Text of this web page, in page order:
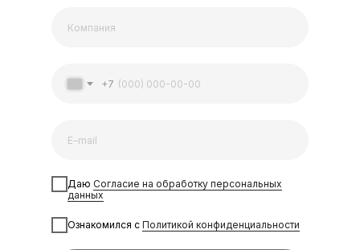
+7
Даю Согласие на обработку персональных
данных
Ознакомился с Политикой конфиденциальности